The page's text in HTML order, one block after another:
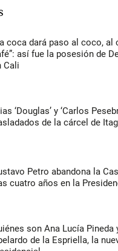
coca dará paso al coco, al
así fue la posesión de
Cali
‘Douglas’ y ‘Carlos
de la cárcel de
Petro abandona la
cuatro años en la
son Ana Lucía
de la Espriella, la